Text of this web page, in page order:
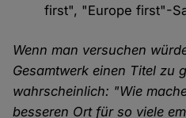
first", "Europe first"-
Wenn man versuchen
Gesamtwerk einen Titel zu
wahrscheinlich: "Wie
besseren Ort für so viele